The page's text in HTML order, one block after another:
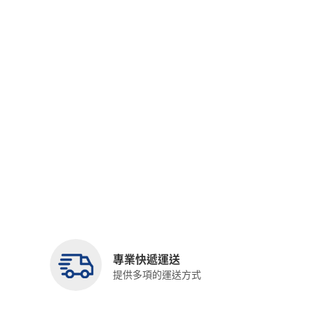
專業快遞運送
提供多項的運送方式